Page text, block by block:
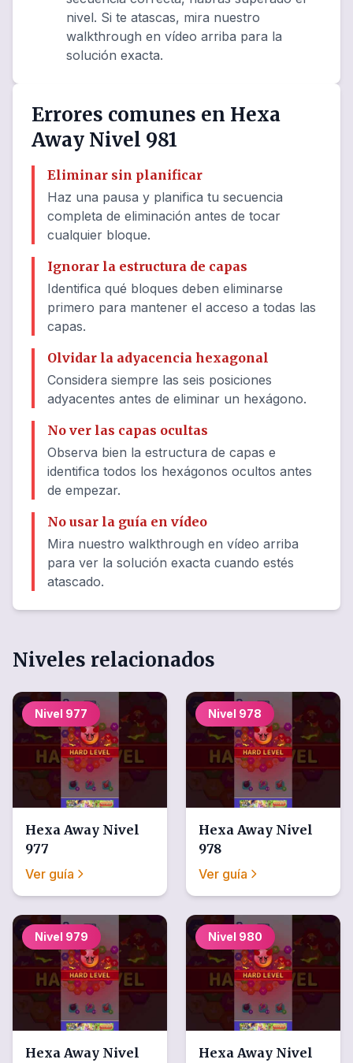
nivel. Si te atascas, mira nuestro
walkthrough en vídeo arriba para la
solución exacta.
Errores comunes en Hexa
Away Nivel 981
Eliminar sin planificar
Haz una pausa y planifica tu secuencia
completa de eliminación antes de tocar
cualquier bloque.
Ignorar la estructura de capas
Identifica qué bloques deben eliminarse
primero para mantener el acceso a todas las
capas.
Olvidar la adyacencia hexagonal
Considera siempre las seis posiciones
adyacentes antes de eliminar un hexágono.
No ver las capas ocultas
Observa bien la estructura de capas e
identifica todos los hexágonos ocultos antes
de empezar.
No usar la guía en vídeo
Mira nuestro walkthrough en vídeo arriba
para ver la solución exacta cuando estés
atascado.
Niveles relacionados
Nivel 977
Hexa Away Nivel
977
Ver guía
Nivel 978
Hexa Away Nivel
978
Ver guía
Nivel 979
Hexa Away Nivel
Nivel 980
Hexa Away Nivel